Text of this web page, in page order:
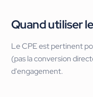
Quand utiliser
Le CPE est pertinent
(pas la conversion
d'engagement.